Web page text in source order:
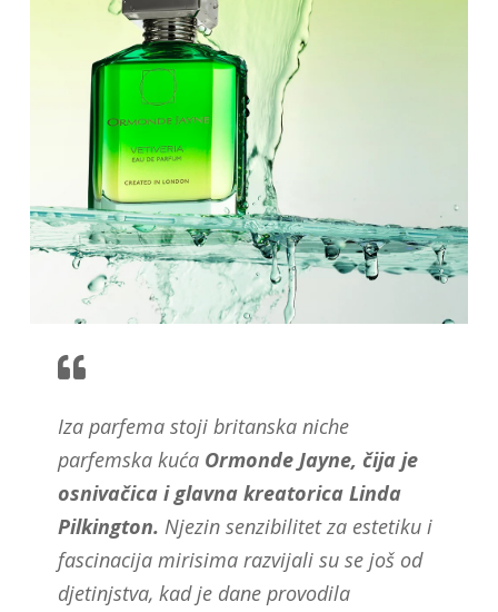
Iza parfema stoji britanska niche
parfemska kuća Ormonde Jayne, čija je
osnivačica i glavna kreatorica Linda
Pilkington. Njezin senzibilitet za estetiku i
fascinacija mirisima razvijali su se još od
djetinjstva, kad je dane provodila